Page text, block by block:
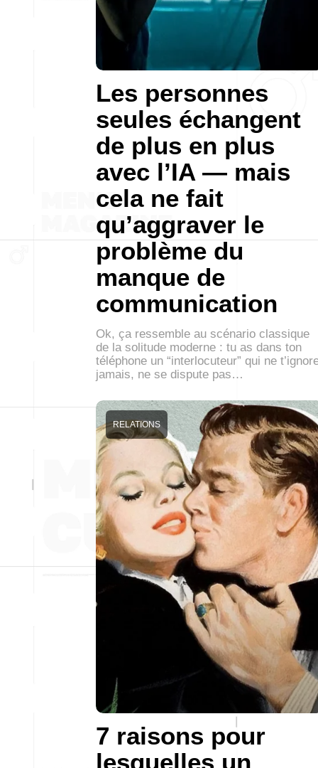
Les personnes
seules échangent
de plus en plus
avec l’IA — mais
cela ne fait
qu’aggraver le
problème du
manque de
communication
Ok, ça ressemble au scénario classique
de la solitude moderne : tu as dans ton
téléphone un “interlocuteur” qui ne
jamais, ne se dispute pas…
7 raisons pour
lesquelles un
RELATIONS